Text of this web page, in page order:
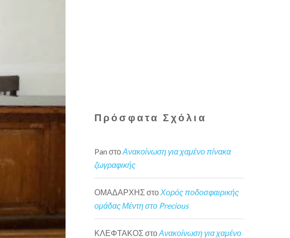
Πρόσφατα Σχόλια
Pan στοΑνακοίνωση για χαμένο πίνακα
ζωγραφικής
ΟΜΑΔΑΡΧΗΣ στο Χορός ποδοσφαιρικής
ομάδας Μέντη στο Precious
ΚΛΕΦΤΑΚΟΣ στοΑνακοίνωση για χαμένο